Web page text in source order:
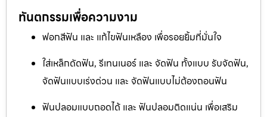
ทันตกรรมเพื่อความงาม
ฟอกสีฟัน และ แก้ไขฟันเหลือง เพื่อรอยยิ้มที่มั่นใจ
ใส่เหล็กดัดฟัน, รีเทนเนอร์ และ จัดฟัน ทั้งแบบ รับจัดฟัน,
จัดฟันแบบเร่งด่วน และ จัดฟันแบบไม่ต้องถอนฟัน
ฟันปลอมแบบถอดได้ และ ฟันปลอมติดแน่น เพื่อเสริม